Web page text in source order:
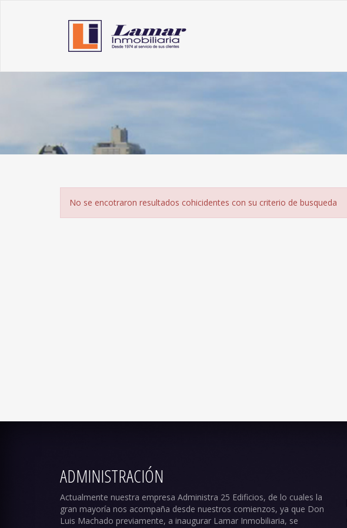
No se encotraron resultados cohicidentes con su criterio de busqueda
ADMINISTRACIÓN
Actualmente nuestra empresa Administra 25 Edificios, de lo cuales la
gran mayoría nos acompaña desde nuestros comienzos, ya que Don
Luis Machado previamente, a inaugurar Lamar Inmobiliaria, se